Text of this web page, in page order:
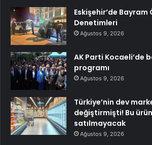
Eskişehir’de
Denetimleri
Ağustos 9, 2026
AK Parti Kocaeli’de
programı
Ağustos 9, 2026
Türkiye’nin dev
değiştirmişti! Bu
satılmayacak
Ağustos 9, 2026